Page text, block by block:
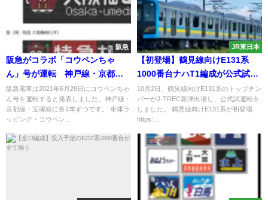
阪急
阪急がコラボ「コウペンちゃ
ん」号が運転 神戸線・京都
線・宝塚線に1本ずつ導入（2021
年7月14日㈭から運転）
阪急電車は2021年6月28日にコウペンちゃ
ん号を運転すると発表しました。神戸線・
京都線・宝塚線に各1本ずつです。 車体ラ
ッピング・コウペン...
JR東日本
【初登場】鶴見線向けE131系
1000番台ナハT1編成が公式試運
転 205系1000番台を置き換えか
10月2日、鶴見線向けE131系のトップナン
バーがJ-TREC新津出場し、公式試運転を
しました。 鶴見線向けE131系が初登場
https:...